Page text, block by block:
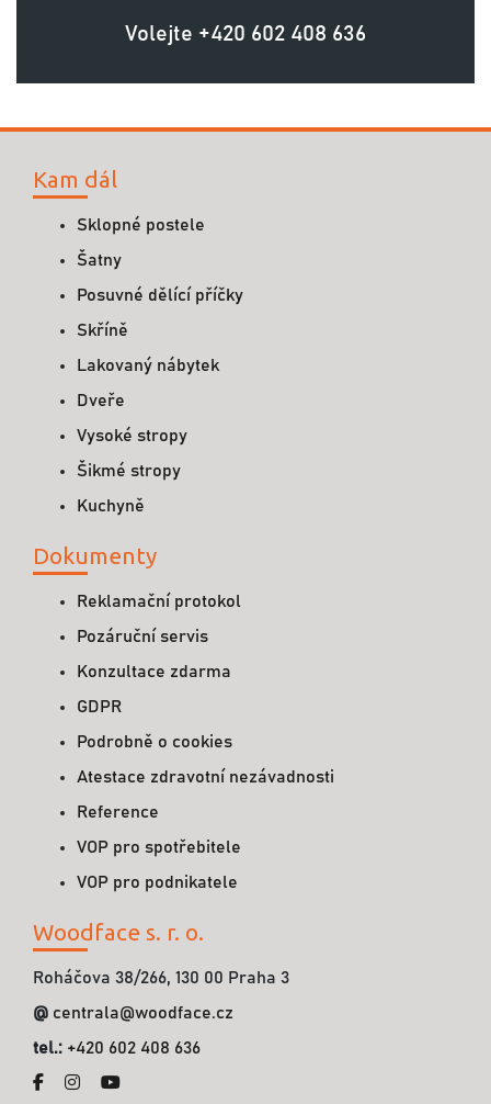
Volejte +420 602 408 636
Kam dál
Sklopné postele
Šatny
Posuvné dělící příčky
Skříně
Lakovaný nábytek
Dveře
Vysoké stropy
Šikmé stropy
Kuchyně
Dokumenty
Reklamační protokol
Pozáruční servis
Konzultace zdarma
GDPR
Podrobně o cookies
Atestace zdravotní nezávadnosti
Reference
VOP pro spotřebitele
VOP pro podnikatele
Woodface s. r. o.
Roháčova 38/266, 130 00 Praha 3
@ centrala@woodface.cz
tel.: +420 602 408 636